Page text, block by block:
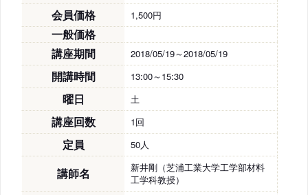
会員価格 1,500円
一般価格
講座期間
2018/05/19～2018/05/19
開講時間 13:00～15:30
曜日 土
講座回数 1回
定員 50人
講師名
新井剛（芝浦工業大学工学部材料
工学科教授）